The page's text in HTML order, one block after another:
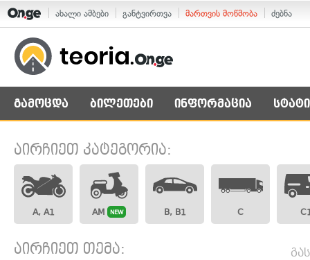
ახალი ამბები განტვირთვა მართვის მოწმობა ძებნა
გამოცდა ბილეთები ინფორმაცია
აირჩიეთ კატეგორია:
A, A1 AM NEW B, B1 C
აირჩიეთ თემა: